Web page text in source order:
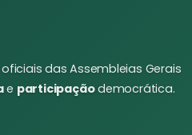
das Assembleias Gerais
e participaçãodemocrática.